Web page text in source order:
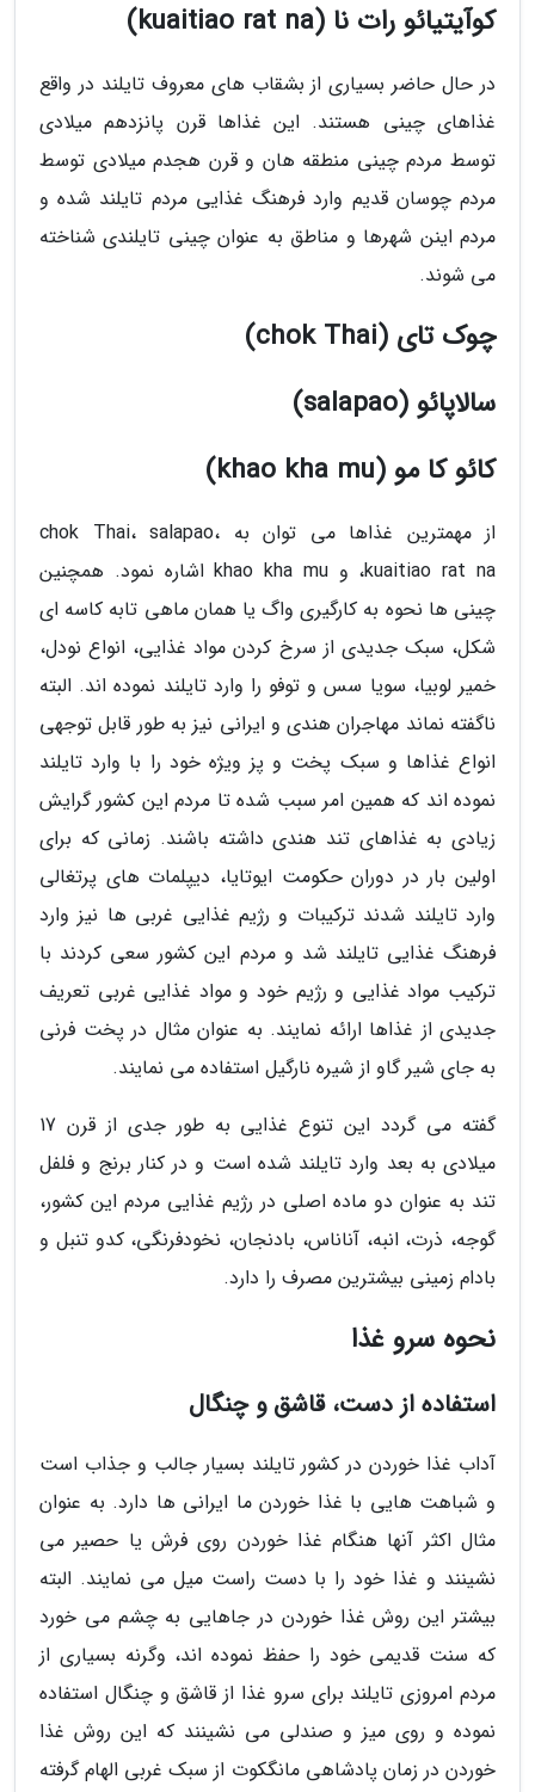
کوآیتیائو رات نا (kuaitiao rat na)
در حال حاضر بسیاری از بشقاب های معروف تایلند در واقع
غذاهای چینی هستند. این غذاها قرن پانزدهم میلادی
توسط مردم چینی منطقه هان و قرن هجدم میلادی توسط
مردم چوسان قدیم وارد فرهنگ غذایی مردم تایلند شده و
مردم اینن شهرها و مناطق به عنوان چینی تایلندی شناخته
می شوند.
چوک تای (chok Thai)
سالاپائو (salapao)
کائو کا مو (khao kha mu)
از مهمترین غذاها می توان به chok Thai، salapao،
kuaitiao rat na، و khao kha mu اشاره نمود. همچنین
چینی ها نحوه به کارگیری واگ یا همان ماهی تابه کاسه ای
شکل، سبک جدیدی از سرخ کردن مواد غذایی، انواع نودل،
خمیر لوبیا، سویا سس و توفو را وارد تایلند نموده اند. البته
ناگفته نماند مهاجران هندی و ایرانی نیز به طور قابل توجهی
انواع غذاها و سبک پخت و پز ویژه خود را با وارد تایلند
نموده اند که همین امر سبب شده تا مردم این کشور گرایش
زیادی به غذاهای تند هندی داشته باشند. زمانی که برای
اولین بار در دوران حکومت ایوتایا، دیپلمات های پرتغالی
وارد تایلند شدند ترکیبات و رژیم غذایی غربی ها نیز وارد
فرهنگ غذایی تایلند شد و مردم این کشور سعی کردند با
ترکیب مواد غذایی و رژیم خود و مواد غذایی غربی تعریف
جدیدی از غذاها ارائه نمایند. به عنوان مثال در پخت فرنی
به جای شیر گاو از شیره نارگیل استفاده می نمایند.
گفته می گردد این تنوع غذایی به طور جدی از قرن 17
میلادی به بعد وارد تایلند شده است و در کنار برنج و فلفل
تند به عنوان دو ماده اصلی در رژیم غذایی مردم این کشور،
گوجه، ذرت، انبه، آناناس، بادنجان، نخودفرنگی، کدو تنبل و
بادام زمینی بیشترین مصرف را دارد.
نحوه سرو غذا
استفاده از دست، قاشق و چنگال
آداب غذا خوردن در کشور تایلند بسیار جالب و جذاب است
و شباهت هایی با غذا خوردن ما ایرانی ها دارد. به عنوان
مثال اکثر آنها هنگام غذا خوردن روی فرش یا حصیر می
نشینند و غذا خود را با دست راست میل می نمایند. البته
بیشتر این روش غذا خوردن در جاهایی به چشم می خورد
که سنت قدیمی خود را حفظ نموده اند، وگرنه بسیاری از
مردم امروزی تایلند برای سرو غذا از قاشق و چنگال استفاده
نموده و روی میز و صندلی می نشینند که این روش غذا
خوردن در زمان پادشاهی مانگکوت از سبک غربی الهام گرفته